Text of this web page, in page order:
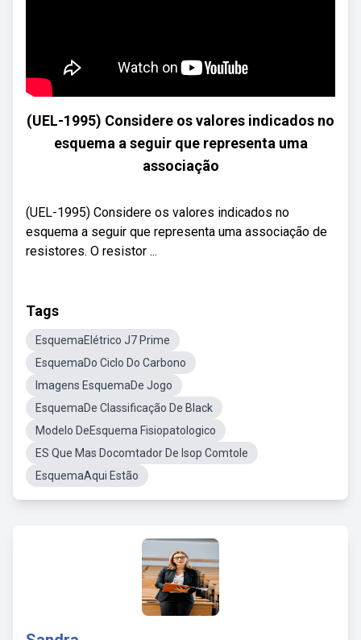
(UEL-1995) Considere os valores indicados no
esquema a seguir que representa uma
associação
(UEL-1995) Considere os valores indicados no
esquema a seguir que representa uma associação de
resistores. O resistor ...
Tags
EsquemaElétrico J7 Prime
EsquemaDo Ciclo Do Carbono
Imagens EsquemaDe Jogo
EsquemaDe Classificação De Black
Modelo DeEsquema Fisiopatologico
ES Que Mas Docomtador De Isop Comtole
EsquemaAqui Estão